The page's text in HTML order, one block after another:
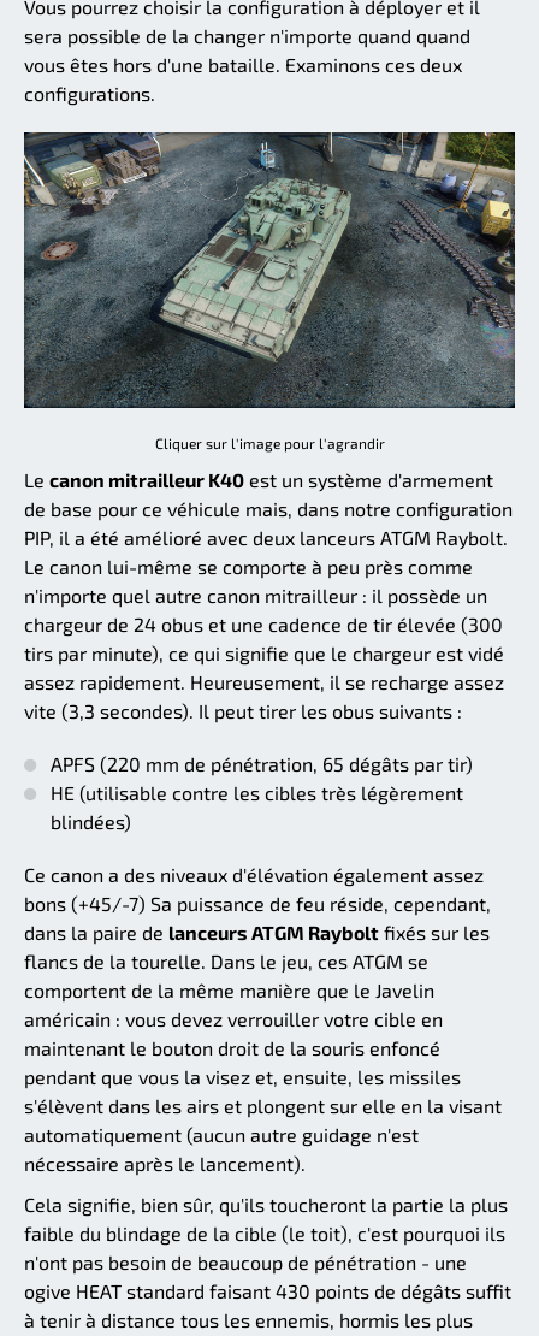
Vous pourrez choisir la configuration à déployer et il
sera possible de la changer n'importe quand quand
vous êtes hors d'une bataille. Examinons ces deux
configurations.
Cliquer sur l'image pour l'agrandir
Le canon mitrailleur K40 est un système d'armement
de base pour ce véhicule mais, dans notre configuration
PIP, il a été amélioré avec deux lanceurs ATGM Raybolt.
Le canon lui-même se comporte à peu près comme
n'importe quel autre canon mitrailleur : il possède un
chargeur de 24 obus et une cadence de tir élevée (300
tirs par minute), ce qui signifie que le chargeur est vidé
assez rapidement. Heureusement, il se recharge assez
vite (3,3 secondes). Il peut tirer les obus suivants :
APFS (220 mm de pénétration, 65 dégâts par tir)
HE (utilisable contre les cibles très légèrement
blindées)
Ce canon a des niveaux d'élévation également assez
bons (+45/-7) Sa puissance de feu réside, cependant,
dans la paire de lanceurs ATGM Raybolt fixés sur les
flancs de la tourelle. Dans le jeu, ces ATGM se
comportent de la même manière que le Javelin
américain : vous devez verrouiller votre cible en
maintenant le bouton droit de la souris enfoncé
pendant que vous la visez et, ensuite, les missiles
s'élèvent dans les airs et plongent sur elle en la visant
automatiquement (aucun autre guidage n'est
nécessaire après le lancement).
Cela signifie, bien sûr, qu'ils toucheront la partie la plus
faible du blindage de la cible (le toit), c'est pourquoi ils
n'ont pas besoin de beaucoup de pénétration - une
ogive HEAT standard faisant 430 points de dégâts suffit
à tenir à distance tous les ennemis, hormis les plus